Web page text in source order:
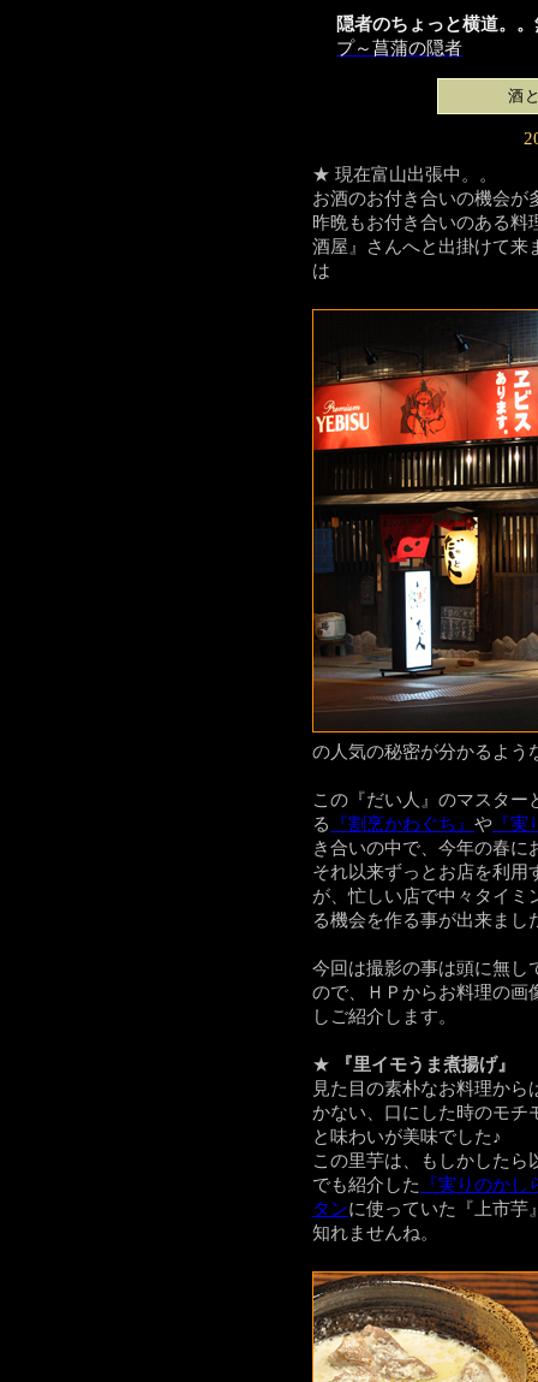
隠者のちょっと横道。
プ～菖蒲の隠者
酒
★ 現在富山出張中。。
お酒のお付き合いの機会が
昨晩もお付き合いのある料
酒屋』さんへと出掛けて来
は
の人気の秘密が分かるよう
この『だい人』のマスター
る
『割烹かわぐち』 や 『
き合いの中で、今年の春に
それ以来ずっとお店を利用
が、忙しい店で中々タイミ
る機会を作る事が出来まし
今回は撮影の事は頭に無し
ので、ＨＰからお料理の画
しご紹介します。
★
『里イモうま煮揚げ』
見た目の素朴なお料理から
かない、口にした時のモチ
と味わいが美味でした♪
この里芋は、もしかしたら
でも紹介した
『実りのかし
タンに使っていた
『上市芋
知れませんね。